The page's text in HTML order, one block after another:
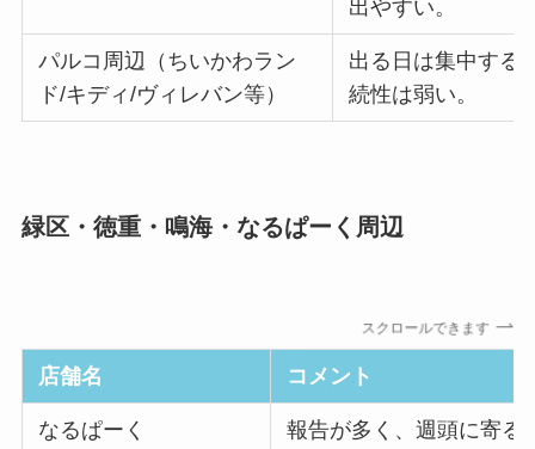
出やすい。
パルコ周辺（ちいかわラン
ド/キディ/ヴィレバン等）
出る日は集中する
続性は弱い。
緑区・徳重・鳴海・なるぱーく周辺
スクロールできます
店舗名 コメント
なるぱーく
報告が多く、週頭に寄る